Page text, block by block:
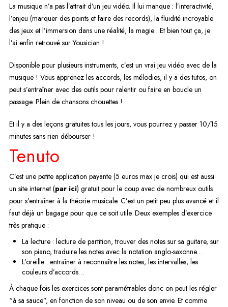
La musique n’a pas l’attrait d’un jeu vidéo. Il lui manque : l’interactivité,
l’enjeu (marquer des points et faire des records), la fluidité incroyable
des jeux et l’immersion dans une réalité, la magie…Et bien tout ça, je
l’ai enfin retrouvé sur Yousician !
Disponible pour plusieurs instruments, c’est un vrai jeu vidéo avec de la
musique ! Vous apprenez les accords, les mélodies, il y a des tutos, on
peut s’entraîner avec des outils pour ralentir ou faire en boucle un
passage. Plein de chansons chouettes !
Et il y a des leçons gratuites tous les jours, vous pourrez y passer 10/15
minutes sans rien débourser !
Tenuto
C’est une petite application payante (5 euros max je crois) qui est aussi
un site internet (par ici) gratuit pour le coup avec de nombreux outils
pour s’entraîner à la théorie musicale. C’est un petit peu plus avancé et il
faut déjà un bagage pour que ce soit utile. Deux exemples d’exercice
très pratique :
La lecture : lecture de partition, trouver des notes sur sa guitare, sur
son piano, traduire les notes avec la notation anglo-saxonne…
L’oreille : entraîner à reconnaître les notes, les intervalles, les
couleurs d’accords…
À chaque fois les exercices sont paramétrables donc on peut les régler
“à sa sauce”, en fonction de son niveau ou de son envie. Et comme